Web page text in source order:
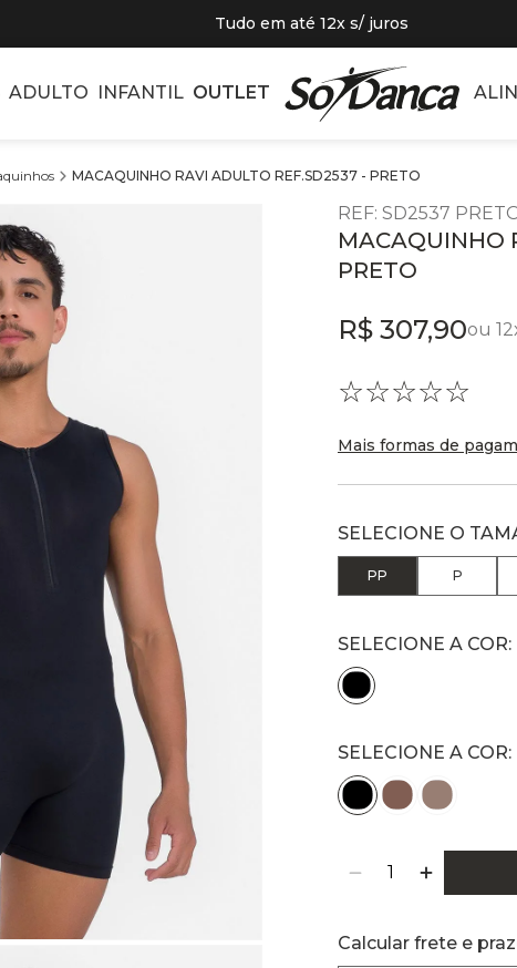
Tudo em até 12x s/ juros
ADULTO INFANTIL OUTLET
MACAQUINHO RAVI ADULTO REF.SD2537 - PRETO
REF: SD2537
MACAQUINHO
PRETO
R$ 307,90ou 12
☆☆☆☆☆
Mais formas de
PP P
SELECIONE A COR:
Calcular frete e